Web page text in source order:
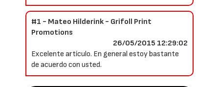
#1 - Mateo Hilderink - Grifoll Print
Promotions
26/05/2015 12:29:02
Excelente artículo. En general estoy bastante
de acuerdo con usted.